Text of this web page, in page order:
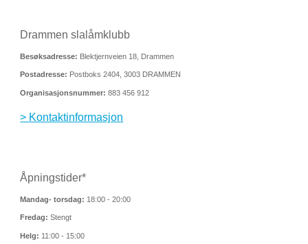
Drammen slalåmklubb
Besøksadresse: Blektjernveien 18, Drammen
Postadresse: Postboks 2404, 3003 DRAMMEN
Organisasjonsnummer: 883 456 912
> Kontaktinformasjon
Åpningstider*
Mandag- torsdag: 18:00 - 20:00
Fredag:Stengt
Helg: 11:00 - 15:00